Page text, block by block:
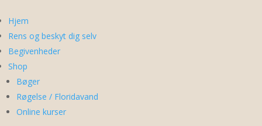
Hjem
Rens og beskyt dig selv
Begivenheder
Shop
Bøger
Røgelse / Floridavand
Online kurser